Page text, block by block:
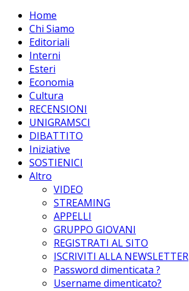
Home
Chi Siamo
Editoriali
Interni
Esteri
Economia
Cultura
RECENSIONI
UNIGRAMSCI
DIBATTITO
Iniziative
SOSTIENICI
Altro
VIDEO
STREAMING
APPELLI
GRUPPO GIOVANI
REGISTRATI AL SITO
ISCRIVITI ALLA NEWSLETTER
Password dimenticata ?
Username dimenticato?